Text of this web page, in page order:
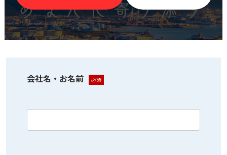
会社名・お名前 必須